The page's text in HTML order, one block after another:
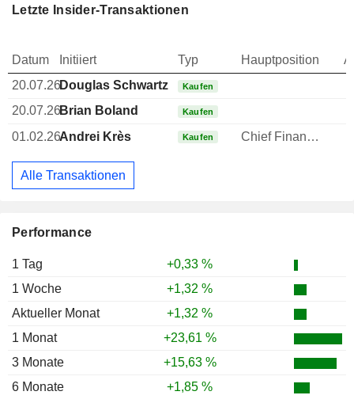
Performance
1 Tag
+0,33 %
1 Woche
+1,32 %
Aktueller Monat
+1,32 %
1 Monat
+23,61 %
3 Monate
+15,63 %
6 Monate
+1,85 %
Letzte Insider-Transaktionen
Datum Initiiert Typ Hauptposition
20.07.26Douglas Schwartz Kaufen
20.07.26Brian Boland Kaufen
01.02.26Andrei Krès Kaufen Chief Financial Officer (CFO)
Alle Transaktionen